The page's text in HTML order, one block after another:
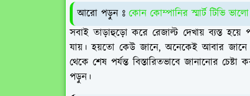
আরো পড়ুন কোন কোম্পানির স্মার্ট টিভি
সবাই তাড়াহুড়ো করে রেজাল্ট দেখায় ব্যস্ত
যায়। হয়তো কেউ জানে, অনেকেই আবার জানে
থেকে শেষ পর্যন্ত বিস্তারিতভাবে জানানোর
পড়ুন।